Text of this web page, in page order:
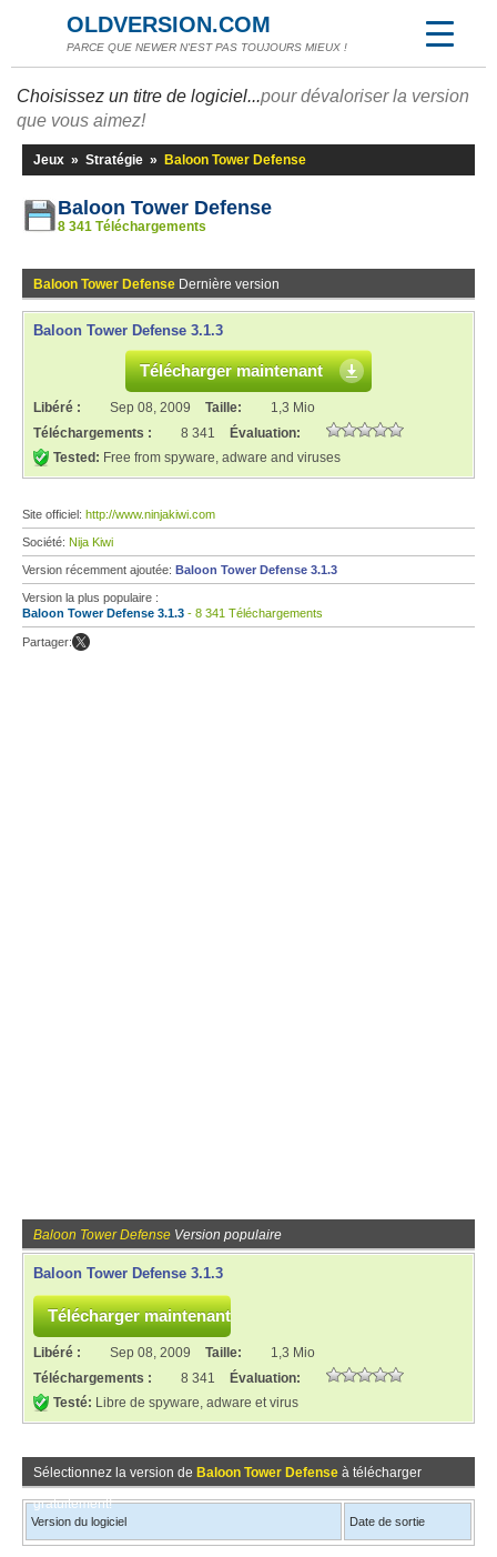
OLDVERSION.COM
PARCE QUE NEWER N'EST PAS TOUJOURS MIEUX !
Choisissez un titre de logiciel...pour dévaloriser la version
que vous aimez!
Jeux » Stratégie » Baloon Tower Defense
Baloon Tower Defense
8 341 Téléchargements
Baloon Tower Defense Dernière version
Baloon Tower Defense 3.1.3
Télécharger maintenant
Libéré : Sep 08, 2009 Taille:
1,3 Mio
Téléchargements :
8 341
Évaluation:
Tested: Free from spyware, adware and viruses
Site officiel: http://www.ninjakiwi.com
Société: Nija Kiwi
Version récemment ajoutée: Baloon Tower Defense 3.1.3
Version la plus populaire :
Baloon Tower Defense 3.1.3 - 8 341 Téléchargements
Partager:
Baloon Tower Defense Version populaire
Baloon Tower Defense 3.1.3
Libéré : Sep 08, 2009 Taille:
1,3 Mio
Téléchargements :
8 341
Évaluation:
Testé: Libre de spyware, adware et virus
Sélectionnez la version de Baloon Tower Defense à télécharger
gratuitement!
Version du logiciel Date de sortie